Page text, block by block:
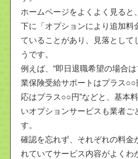
ホームページをよくよく見ると
下に「オプションにより追加料
ていることがあり、見落として
うです。
例えば、“即日退職希望の場合は
業保険受給サポートはプラス○○
応はプラス○○円”などと、基本
いオプションサービスも業者ご
す。
確認を忘れず、それぞれの料金
れていてサービス内容がよくわ